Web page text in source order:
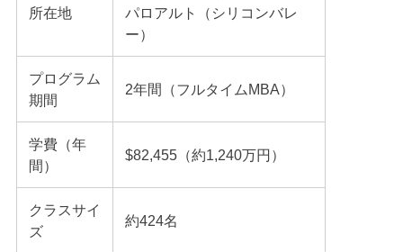
所在地
パロアルト（シリコンバレ
ー）
プログラム
期間
2年間（フルタイムMBA）
学費（年
間）
$82,455（約1,240万円）
クラスサイ
ズ
約424名